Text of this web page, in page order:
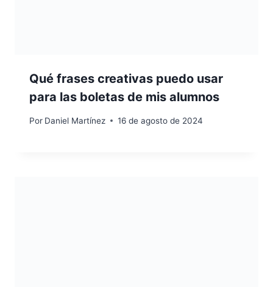
Qué frases creativas puedo usar
para las boletas de mis alumnos
Por Daniel Martínez 16 de agosto de 2024